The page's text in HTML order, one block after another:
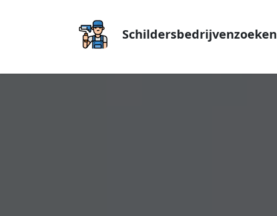
Schildersbedrijvenzoeken